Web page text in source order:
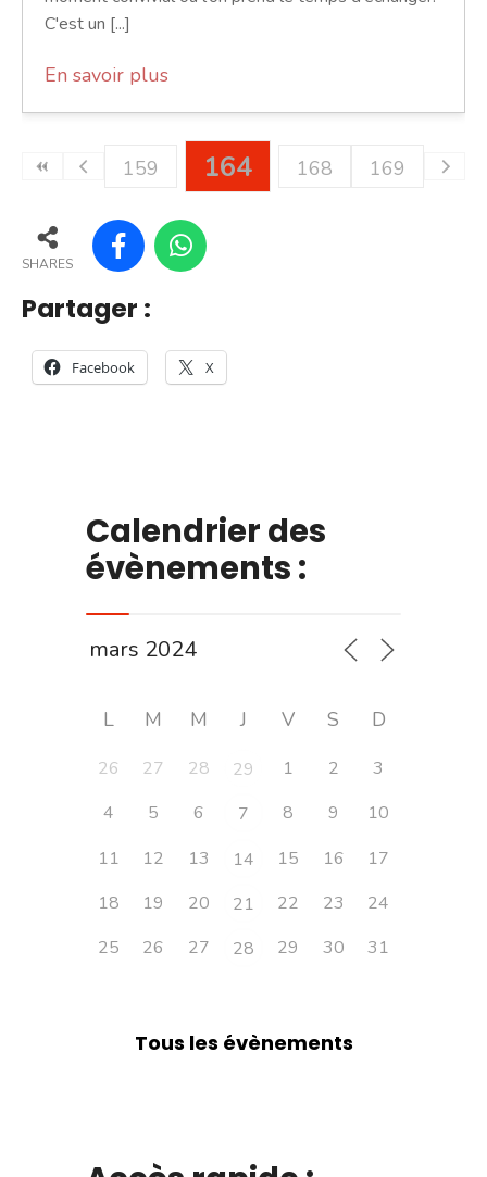
C'est un [...]
En savoir plus
159 164 168 169
SHARES
Partager :
Facebook X
Calendrier des
évènements :
L M M J V S D
26 27 28 29 1 2
3
4
5 6 7 8 9
10
11
12 13 14 15 16
17
18
19 20 21 22 23
24
25
26 27 28 29 30 31
Tous les évènements